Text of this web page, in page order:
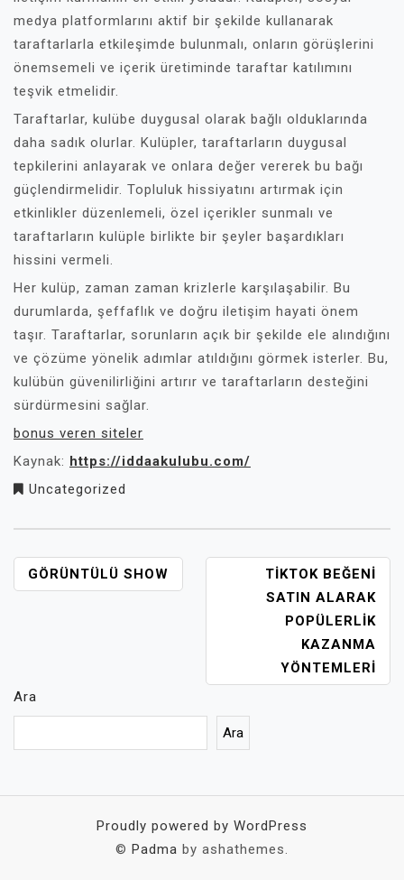
medya platformlarını aktif bir şekilde kullanarak
taraftarlarla etkileşimde bulunmalı, onların görüşlerini
önemsemeli ve içerik üretiminde taraftar katılımını
teşvik etmelidir.
Taraftarlar, kulübe duygusal olarak bağlı olduklarında
daha sadık olurlar. Kulüpler, taraftarların duygusal
tepkilerini anlayarak ve onlara değer vererek bu bağı
güçlendirmelidir. Topluluk hissiyatını artırmak için
etkinlikler düzenlemeli, özel içerikler sunmalı ve
taraftarların kulüple birlikte bir şeyler başardıkları
hissini vermeli.
Her kulüp, zaman zaman krizlerle karşılaşabilir. Bu
durumlarda, şeffaflık ve doğru iletişim hayati önem
taşır. Taraftarlar, sorunların açık bir şekilde ele alındığını
ve çözüme yönelik adımlar atıldığını görmek isterler. Bu,
kulübün güvenilirliğini artırır ve taraftarların desteğini
sürdürmesini sağlar.
bonus veren siteler
Kaynak: https://iddaakulubu.com/
Uncategorized
YAZI
GEZINMESI
GÖRÜNTÜLÜ SHOW
TIKTOK BEĞENI
SATIN ALARAK
POPÜLERLIK
KAZANMA
YÖNTEMLERI
Ara
Ara
Proudly powered by WordPress
© Padma by ashathemes.